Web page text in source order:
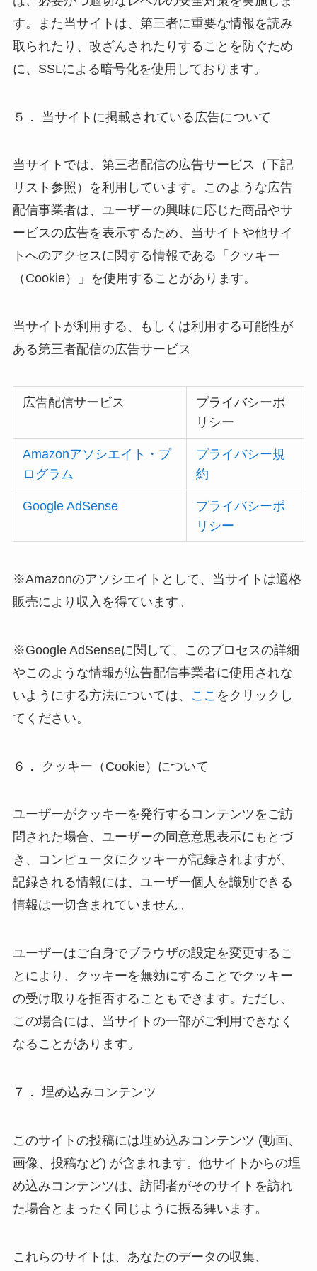
す。また当サイトは、第三者に重要な情報を読み
取られたり、改ざんされたりすることを防ぐため
に、SSLによる暗号化を使用しております。
５． 当サイトに掲載されている広告について
当サイトでは、第三者配信の広告サービス（下記
リスト参照）を利用しています。このような広告
配信事業者は、ユーザーの興味に応じた商品やサ
ービスの広告を表示するため、当サイトや他サイ
トへのアクセスに関する情報である「クッキー
（Cookie）」を使用することがあります。
当サイトが利用する、もしくは利用する可能性が
ある第三者配信の広告サービス
広告配信サービス
プライバシーポ
リシー
Amazonアソシエイト・プ
ログラム
プライバシー規
約
Google AdSense
プライバシーポ
リシー
※Amazonのアソシエイトとして、当サイトは適格
販売により収入を得ています。
※Google AdSenseに関して、このプロセスの詳細
やこのような情報が広告配信事業者に使用されな
いようにする方法については、
ここ をクリックし
てください。
６． クッキー（Cookie）について
ユーザーがクッキーを発行するコンテンツをご訪
問された場合、ユーザーの同意意思表示にもとづ
き、コンピュータにクッキーが記録されますが、
記録される情報には、ユーザー個人を識別できる
情報は一切含まれていません。
ユーザーはご自身でブラウザの設定を変更するこ
とにより、クッキーを無効にすることでクッキー
の受け取りを拒否することもできます。ただし、
この場合には、当サイトの一部がご利用できなく
なることがあります。
７． 埋め込みコンテンツ
このサイトの投稿には埋め込みコンテンツ (動画、
画像、投稿など) が含まれます。他サイトからの埋
め込みコンテンツは、訪問者がそのサイトを訪れ
た場合とまったく同じように振る舞います。
これらのサイトは、あなたのデータの収集、